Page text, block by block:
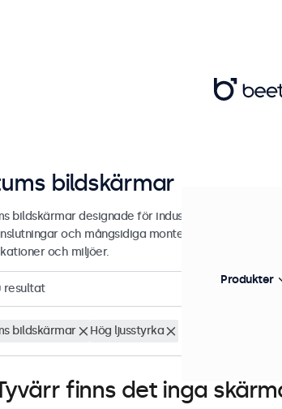
bildskärmar
bildskärmar designade för industriell och
och mångsidiga monteringsalternativ,
och miljöer.
resultat
bildskärmar Hög ljusstyrka
finns det inga
Produkter